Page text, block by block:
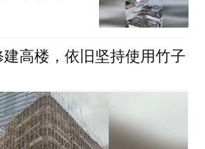
高楼，依旧坚持使用竹子